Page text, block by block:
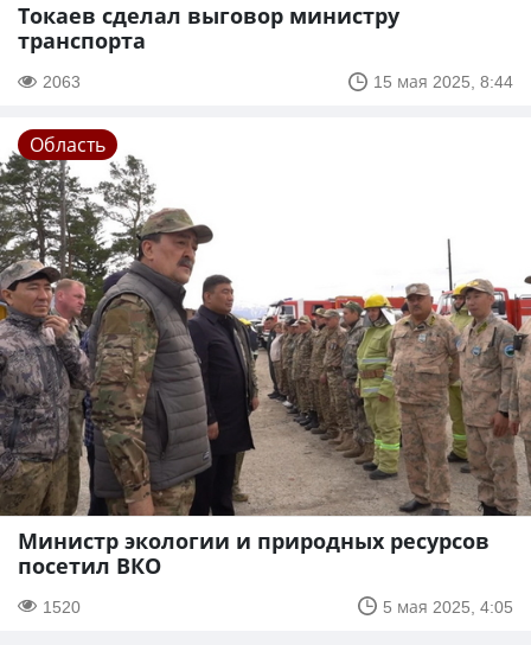
Токаев сделал выговор министру
транспорта
2063 15 мая 2025, 8:44
Область
Министр экологии и природных ресурсов
посетил ВКО
1520 5 мая 2025, 4:05